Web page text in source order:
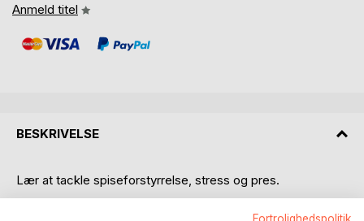
Anmeld titel
BESKRIVELSE
Lær at tackle spiseforstyrrelse, stress og pres.
Det er med stor fornøjelse, at jeg præsenterer denne bog,